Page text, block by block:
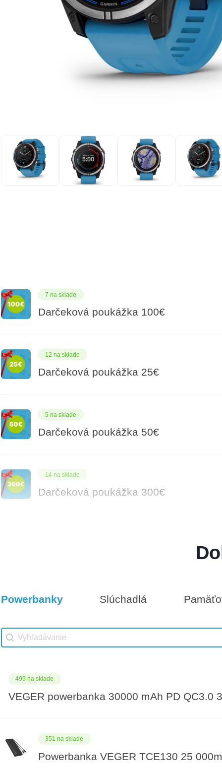
7 na sklade
Darčeková poukážka 100€
12 na sklade
Darčeková poukážka 25€
5 na sklade
Darčeková poukážka 50€
14 na sklade
Darčeková poukážka 300€
8 na sklade
Vhodné príslušenstvo
Powerbanky Slúchadlá
Vhodné príslušenstvo search
Search content
499 na sklade
VEGER powerbanka 30000 mAh PD QC3.0
351 na sklade
Powerbanka VEGER TCE130 25